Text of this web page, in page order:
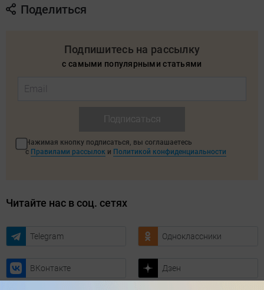
Поделиться
Подпишитесь на рассылку
с самыми популярными статьями
Нажимая кнопку подписаться, вы соглашаетесь
с Правилами рассылок и Политикой конфиденциальности
Читайте нас в соц. сетях
Telegram Одноклассники
ВКонтакте Дзен